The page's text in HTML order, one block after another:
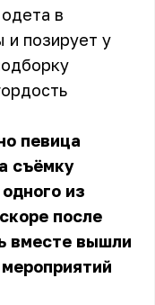
в
и позирует у
певица
съёмку
из
после
вместе вышли